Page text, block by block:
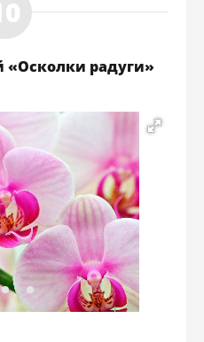
«Осколки радуги»